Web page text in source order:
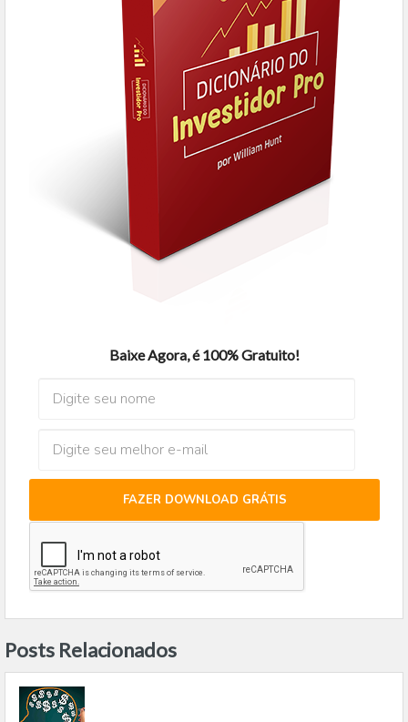
Baixe Agora, é 100% Gratuito!
FAZER DOWNLOAD GRÁTIS
Posts Relacionados